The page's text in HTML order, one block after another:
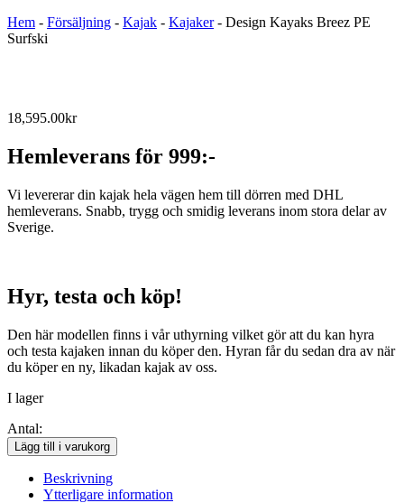
Hem - Försäljning - Kajak - Kajaker- Design Kayaks Breez PE
Surfski
18,595.00kr
Hemleverans för 999:-
Vi levererar din kajak hela vägen hem till dörren med DHL
hemleverans. Snabb, trygg och smidig leverans inom stora delar av
Sverige.
Hyr, testa och köp!
Den här modellen finns i vår uthyrning vilket gör att du kan hyra
och testa kajaken innan du köper den. Hyran får du sedan dra av när
du köper en ny, likadan kajak av oss.
I lager
Antal:
Design
Kayaks
Breez
Lägg till i varukorg
Beskrivning
Ytterligare information